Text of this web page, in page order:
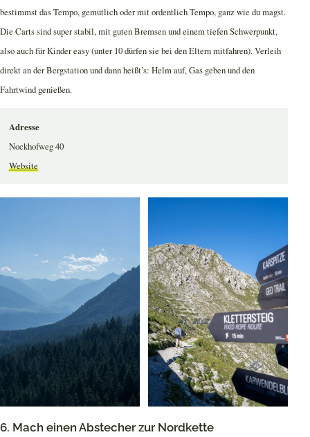
bestimmst das Tempo, gemütlich oder mit ordentlich Tempo, ganz wie du magst.
Die Carts sind super stabil, mit guten Bremsen und einem tiefen Schwerpunkt,
also auch für Kinder easy (unter 10 dürfen sie bei den Eltern mitfahren). Verleih
direkt an der Bergstation und dann heißt’s: Helm auf, Gas geben und den
Fahrtwind genießen.
Adresse
Nockhofweg 40
Website
6. Mach einen Abstecher zur Nordkette